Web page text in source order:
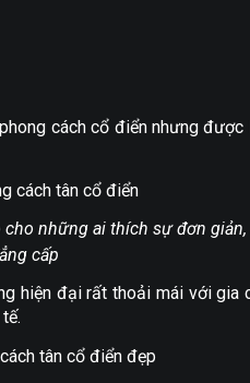
cách cổ điển nhưng
những ai thích sự đơn
cấp
hiện đại rất thoải mái với